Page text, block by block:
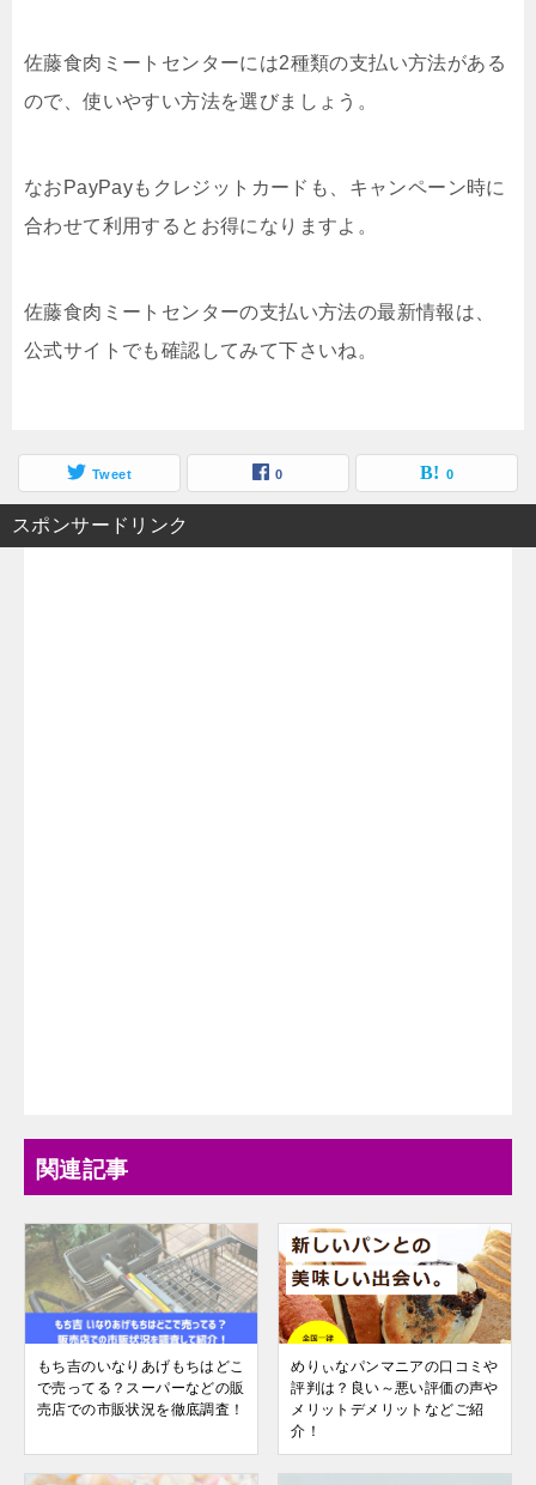
佐藤食肉ミートセンターには2種類の支払い方法がある
ので、使いやすい方法を選びましょう。
なおPayPayもクレジットカードも、キャンペーン時に
合わせて利用するとお得になりますよ。
佐藤食肉ミートセンターの支払い方法の最新情報は、
公式サイトでも確認してみて下さいね。
Tweet 0 0
スポンサードリンク
関連記事
もち吉のいなりあげもちはどこ
で売ってる？スーパーなどの販
売店での市販状況を徹底調査！
めりぃなパンマニアの口コミや
評判は？良い～悪い評価の声や
メリットデメリットなどご紹
介！